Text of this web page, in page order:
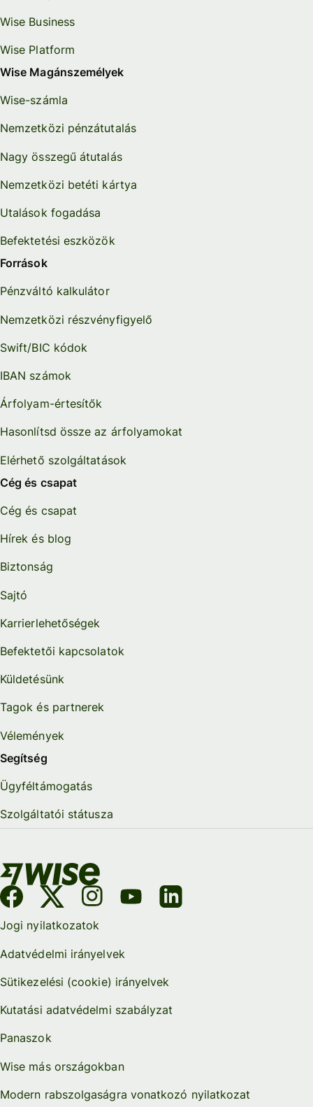
Wise Business
Wise Platform
Wise Magánszemélyek
Wise-számla
Nemzetközi pénzátutalás
Nagy összegű átutalás
Nemzetközi betéti kártya
Utalások fogadása
Befektetési eszközök
Források
Pénzváltó kalkulátor
Nemzetközi részvényfigyelő
Swift/BIC kódok
IBAN számok
Árfolyam-értesítők
Hasonlítsd össze az árfolyamokat
Elérhető szolgáltatások
Cég és csapat
Cég és csapat
Hírek és blog
Biztonság
Sajtó
Karrierlehetőségek
Befektetői kapcsolatok
Küldetésünk
Tagok és partnerek
Vélemények
Segítség
Ügyféltámogatás
Szolgáltatói státusza
Jogi nyilatkozatok
Adatvédelmi irányelvek
Sütikezelési (cookie) irányelvek
Kutatási adatvédelmi szabályzat
Panaszok
Wise más országokban
Modern rabszolgaságra vonatkozó nyilatkozat